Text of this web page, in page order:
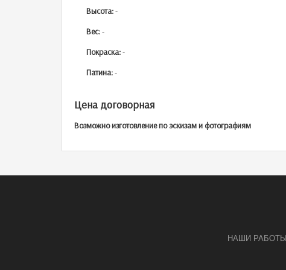
Высота:-
Вес:-
Покраска:-
Патина:-
Цена договорная
Возможно изготовление по эскизам и фотографиям
НАШИ РАБОТЫ